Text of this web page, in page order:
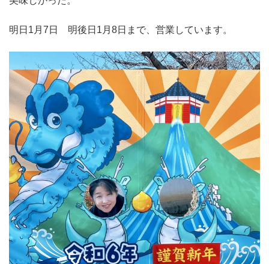
明日1月7日 明後日1月8日まで、営業しています。